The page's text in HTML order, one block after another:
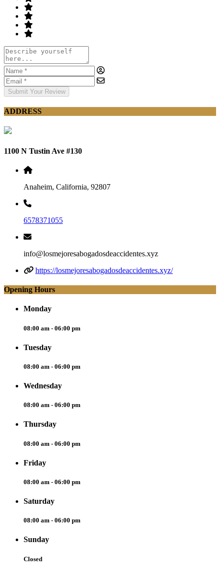
Submit Your Review
ADDRESS
1100 N Tustin Ave #130
Anaheim, California, 92807
6578371055
info@losmejoresabogadosdeaccidentes.xyz
https://losmejoresabogadosdeaccidentes.xyz/
Opening Hours
Monday
08:00 am - 06:00 pm
Tuesday
08:00 am - 06:00 pm
Wednesday
08:00 am - 06:00 pm
Thursday
08:00 am - 06:00 pm
Friday
08:00 am - 06:00 pm
Saturday
08:00 am - 06:00 pm
Sunday
Closed